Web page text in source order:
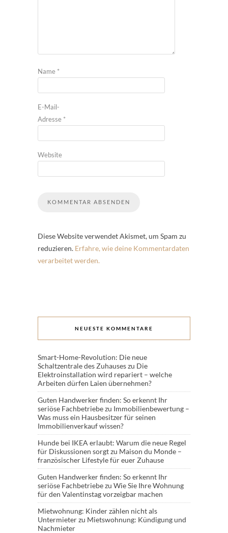
Name *
E-Mail-
Adresse *
Website
Diese Website verwendet Akismet, um Spam zu
reduzieren. Erfahre, wie deine Kommentardaten
verarbeitet werden.
NEUESTE KOMMENTARE
Smart-Home-Revolution: Die neue
Schaltzentrale des Zuhauseszu Die
Elektroinstallation wird repariert – welche
Arbeiten dürfen Laien übernehmen?
Guten Handwerker finden: So erkennt Ihr
seriöse Fachbetriebezu Immobilienbewertung –
Was muss ein Hausbesitzer für seinen
Immobilienverkauf wissen?
Hunde bei IKEA erlaubt: Warum die neue Regel
für Diskussionen sorgtzu Maison du Monde –
französischer Lifestyle für euer Zuhause
Guten Handwerker finden: So erkennt Ihr
seriöse Fachbetriebezu Wie Sie Ihre Wohnung
für den Valentinstag vorzeigbar machen
Mietwohnung: Kinder zählen nicht als
Untermieterzu Mietswohnung: Kündigung und
Nachmieter